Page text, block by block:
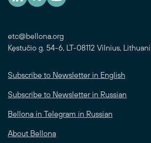
etc@bellona.org
Kęstučio g. 54-6, LT-08112 Vilnius,
Subscribe to Newsletter in English
Subscribe to Newsletter in Russian
Bellona in Telegram in Russian
About Bellona